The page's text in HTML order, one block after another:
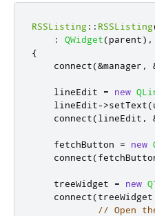
RSSListing:: RSSListing
:
QWidget(parent) ,
{
    connect
(&manager ,
    lineEdit
= new
    lineEdit
->setText(
    connect
(lineEdit ,
    fetchButton
= new
    connect
(
    treeWidget
= new
    connect
(treeWidget
// Open